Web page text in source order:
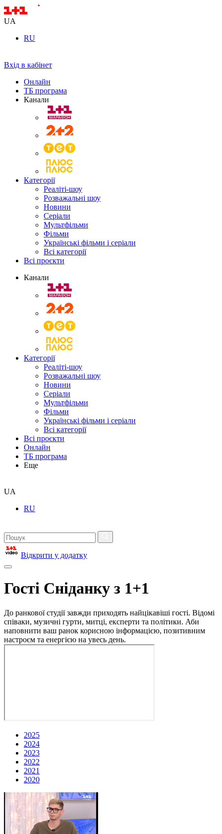
UA
RU
Вхід в кабінет
Онлайн
ТБ програма
Канали
Категорії
Реаліті-шоу
Розважальні шоу
Новини
Серіали
Мультфільми
Фільми
Українські фільми і серіали
Всі категорії
Всі проєкти
Канали
Категорії
Реаліті-шоу
Розважальні шоу
Новини
Серіали
Мультфільми
Фільми
Українські фільми і серіали
Всі категорії
Всі проєкти
Онлайн
ТБ програма
Еще
UA
RU
Відкрити у додатку
Гості Сніданку з 1+1
До ранкової студії завжди приходять найцікавіші гості. Відомі
співаки, музичні гурти, митці, експерти та політики. Аби
наповнити ваш ранок корисною інформацією, позитивним
настроєм та енергією на увесь день.
2025
2024
2023
2022
2021
2020